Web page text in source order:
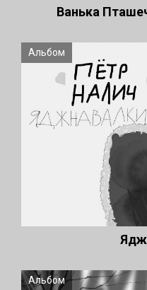
Ванька
Альбом
Альбом